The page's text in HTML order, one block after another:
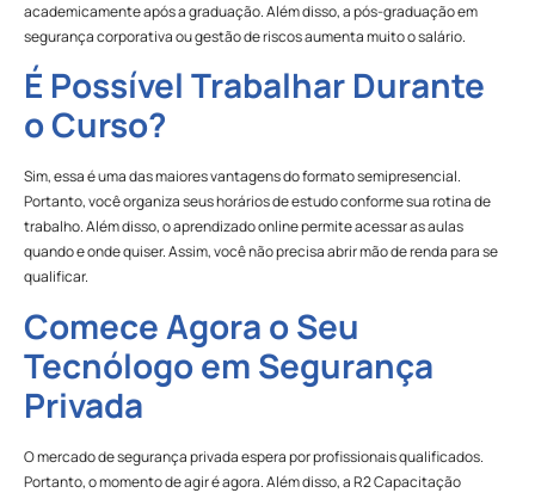
academicamente após a graduação. Além disso, a pós-graduação em
segurança corporativa ou gestão de riscos aumenta muito o salário.
É Possível Trabalhar Durante
o Curso?
Sim, essa é uma das maiores vantagens do formato semipresencial.
Portanto, você organiza seus horários de estudo conforme sua rotina de
trabalho. Além disso, o aprendizado online permite acessar as aulas
quando e onde quiser. Assim, você não precisa abrir mão de renda para se
qualificar.
Comece Agora o Seu
Tecnólogo em Segurança
Privada
O mercado de segurança privada espera por profissionais qualificados.
Portanto, o momento de agir é agora. Além disso, a R2 Capacitação